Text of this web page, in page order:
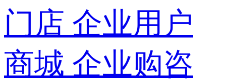
门店 企业用户
商城 企业购咨